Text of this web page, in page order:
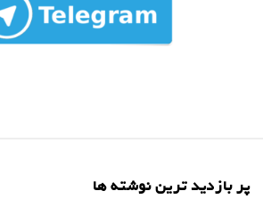
پر بازدید ترین نوشته ها